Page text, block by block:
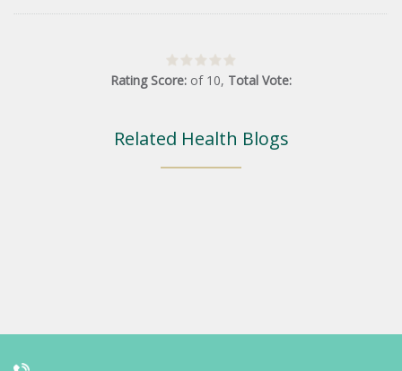
Rating Score: of 10, Total Vote:
Related Health Blogs